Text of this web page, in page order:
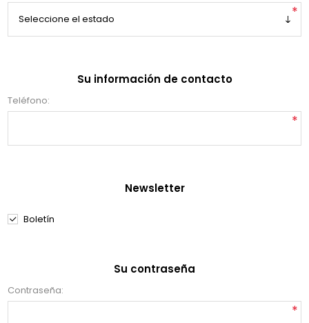
*
Su información de contacto
Teléfono:
*
Newsletter
Boletín
Su contraseña
Contraseña:
*